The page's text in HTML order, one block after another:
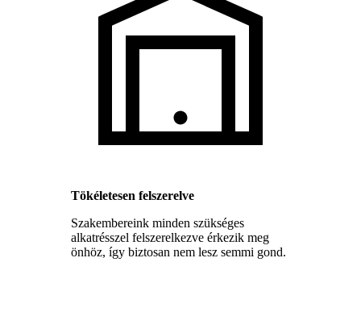
Tökéletesen felszerelve
Szakembereink minden szükséges
alkatrésszel felszerelkezve érkezik meg
önhöz, így biztosan nem lesz semmi gond.